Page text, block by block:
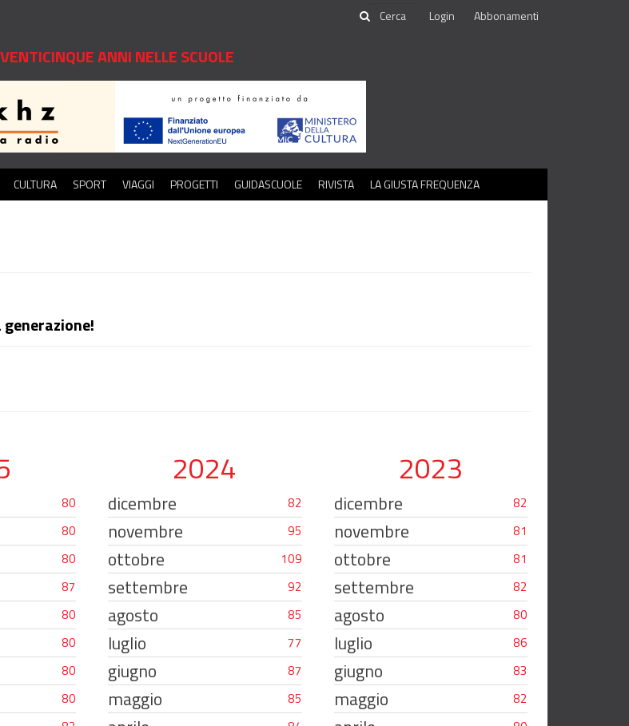
Login Abbonamenti
ANNI NELLE SCUOLE
CULTURA SPORT VIAGGI PROGETTI GUIDASCUOLE RIVISTA LA GIUSTA FREQUENZA
80
80
80
87
80
80
80
80
2024
dicembre 82
novembre 95
ottobre 109
settembre 92
agosto 85
luglio 77
giugno 87
maggio 85
2023
dicembre 82
novembre 81
ottobre 81
settembre 82
agosto 80
luglio 86
giugno 83
maggio 82